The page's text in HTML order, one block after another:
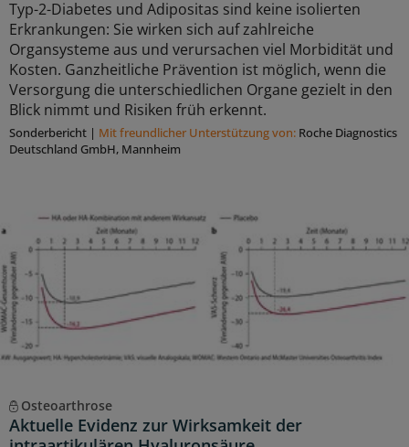
Typ-2-Diabetes und Adipositas sind keine isolierten
Erkrankungen: Sie wirken sich auf zahlreiche
Organsysteme aus und verursachen viel Morbidität und
Kosten. Ganzheitliche Prävention ist möglich, wenn die
Versorgung die unterschiedlichen Organe gezielt in den
Blick nimmt und Risiken früh erkennt.
Sonderbericht | Mit freundlicher Unterstützung von: Roche Diagnostics
Deutschland GmbH, Mannheim
Osteoarthrose
Aktuelle Evidenz zur Wirksamkeit der